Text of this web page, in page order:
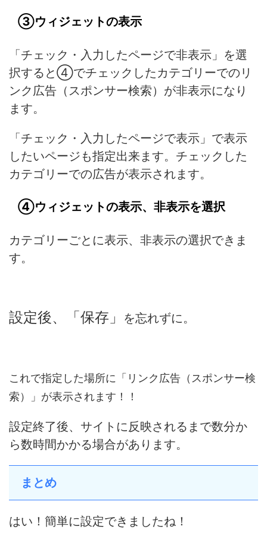
③ウィジェットの表示
「チェック・入力したページで非表示」を選
択すると④でチェックしたカテゴリーでのリ
ンク広告（スポンサー検索）が非表示になり
ます。
「チェック・入力したページで表示」で表示
したいページも指定出来ます。チェックした
カテゴリーでの広告が表示されます。
④ウィジェットの表示、非表示を選択
カテゴリーごとに表示、非表示の選択できま
す。
設定後、 「保存」 を忘れずに。
これで指定した場所に「リンク広告（スポンサー検
索）」が表示されます！！
設定終了後、サイトに反映されるまで数分か
ら数時間かかる場合があります。
まとめ
はい！簡単に設定できましたね！